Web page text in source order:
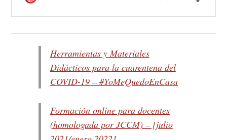
Herramientas y Materiales
Didácticos para la cuarentena del
COVID-19 – #YoMeQuedoEnCasa
Formación online para docentes
(homologada por JCCM) – [julio